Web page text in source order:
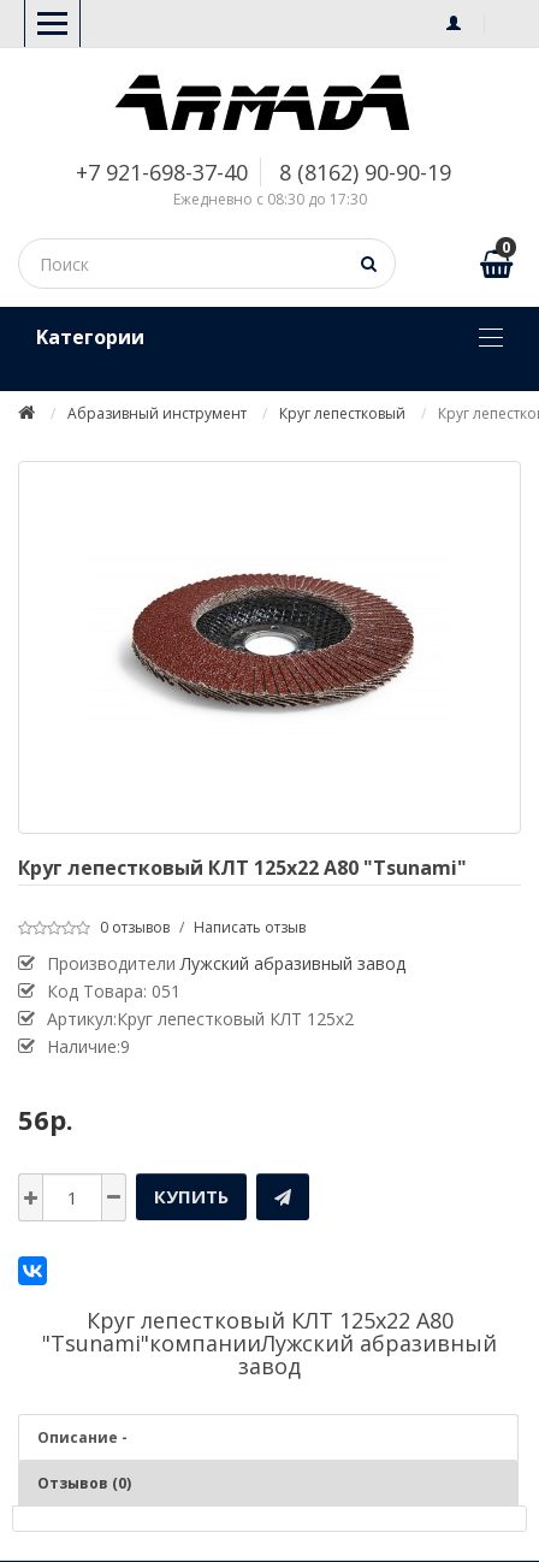
+7 921-698-37-40 8 (8162) 90-90-19
Ежедневно с 08:30 до 17:30
0
Kатегории
Абразивный инструмент Круг лепестковый Круг
Круг лепестковый КЛТ 125х22 А80 "Tsunami"
0 отзывов / Написать отзыв
ПроизводителиЛужский абразивный завод
Код Товара: 051
Артикул:Круг лепестковый КЛТ 125х2
Наличие:9
56р.
КУПИТЬ
Круг лепестковый КЛТ 125х22 А80
"Tsunami"компанииЛужский абразивный
завод
Описание -
Отзывов (0)